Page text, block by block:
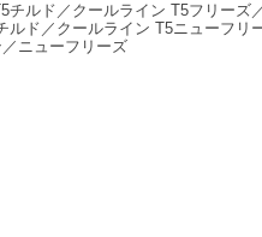
チルド／クールライン T5フリーズ
ルド／クールライン T5ニューフリ
ニューフリーズ